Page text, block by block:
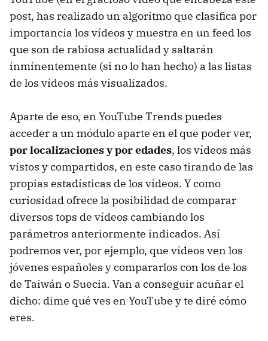
post, has realizado un algoritmo que clasifica por
importancia los vídeos y muestra en un feed los
que son de rabiosa actualidad y saltarán
inminentemente (si no lo han hecho) a las listas
de los vídeos más visualizados.
Aparte de eso, en YouTube Trends puedes
acceder a un módulo aparte en el que poder ver,
por localizaciones y por edades, los vídeos más
vistos y compartidos, en este caso tirando de las
propias estadísticas de los vídeos. Y como
curiosidad ofrece la posibilidad de comparar
diversos tops de vídeos cambiando los
parámetros anteriormente indicados. Así
podremos ver, por ejemplo, que vídeos ven los
jóvenes españoles y compararlos con los de los
de Taiwán o Suecia. Van a conseguir acuñar el
dicho: dime qué ves en YouTube y te diré cómo
eres.